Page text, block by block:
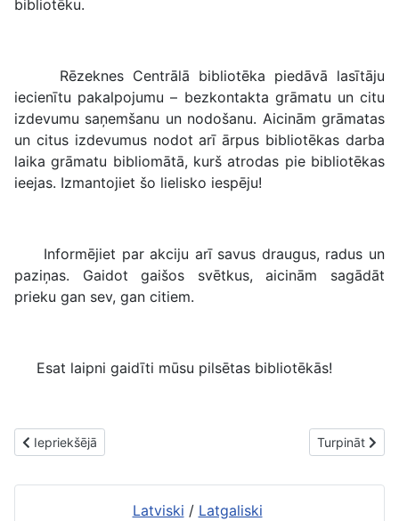
bibliotēku.
Rēzeknes Centrālā bibliotēka piedāvā lasītāju
iecienītu pakalpojumu – bezkontakta grāmatu un citu
izdevumu saņemšanu un nodošanu. Aicinām grāmatas
un citus izdevumus nodot arī ārpus bibliotēkas darba
laika grāmatu bibliomātā, kurš atrodas pie bibliotēkas
ieejas. Izmantojiet šo lielisko iespēju!
Informējiet par akciju arī savus draugus, radus un
paziņas. Gaidot gaišos svētkus, aicinām sagādāt
prieku gan sev, gan citiem.
Esat laipni gaidīti mūsu pilsētas bibliotēkās!
Iepriekšējais raksts: “Jāšus cauri poļu Inflantijai jeb ceļojums ar
Iepriekšējā Nākamais
Turpināt
Latviski / Latgaliski